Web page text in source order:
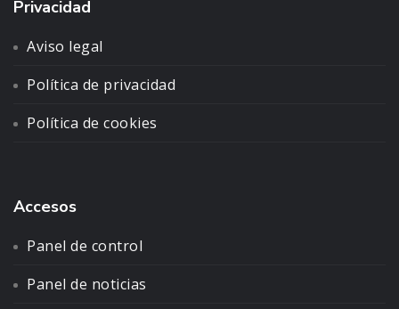
Privacidad
Aviso legal
Política de privacidad
Política de cookies
Accesos
Panel de control
Panel de noticias